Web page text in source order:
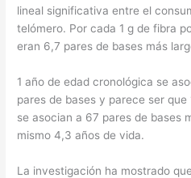
lineal significativa entre el
telómero. Por cada 1 g de fibra
eran 6,7 pares de bases más
1 año de edad cronológica se
pares de bases y parece ser
se asocian a 67 pares de bases
mismo 4,3 años de vida.
La investigación ha mostrado